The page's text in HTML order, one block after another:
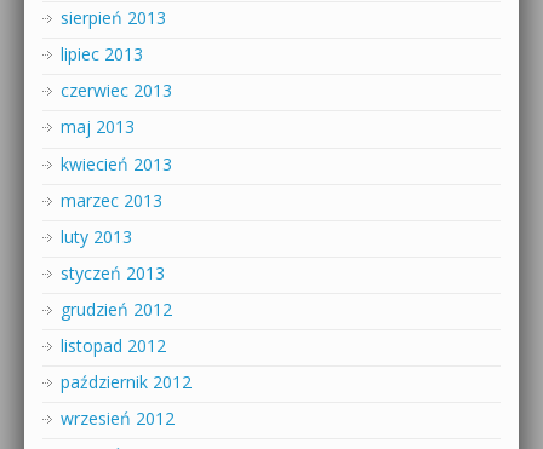
sierpień 2013
lipiec 2013
czerwiec 2013
maj 2013
kwiecień 2013
marzec 2013
luty 2013
styczeń 2013
grudzień 2012
listopad 2012
październik 2012
wrzesień 2012